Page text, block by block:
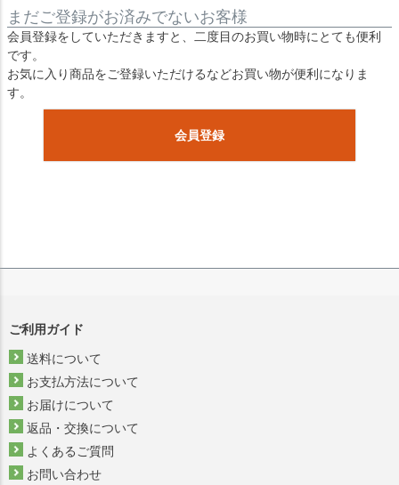
まだご登録がお済みでないお客様
会員登録をしていただきますと、二度目のお買い物時にとても便利
です。
お気に入り商品をご登録いただけるなどお買い物が便利になりま
す。
会員登録
ご利用ガイド
送料について
お支払方法について
お届けについて
返品・交換について
よくあるご質問
お問い合わせ